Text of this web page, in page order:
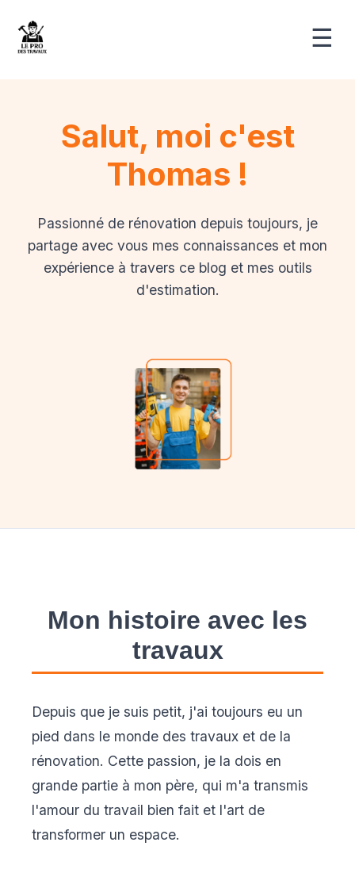
☰
Salut, moi c'est
Thomas !
Passionné de rénovation depuis toujours, je
partage avec vous mes connaissances et mon
expérience à travers ce blog et mes outils
d'estimation.
Mon histoire avec les
travaux
Depuis que je suis petit, j'ai toujours eu un
pied dans le monde des travaux et de la
rénovation. Cette passion, je la dois en
grande partie à mon père, qui m'a transmis
l'amour du travail bien fait et l'art de
transformer un espace.